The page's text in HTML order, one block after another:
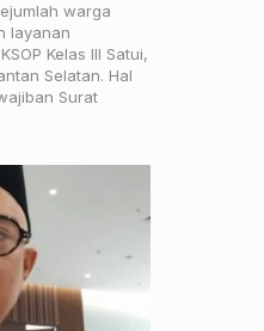
warga
layanan
Kelas III Satui,
Selatan. Hal
Surat